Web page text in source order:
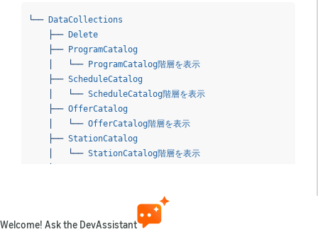
└── DataCollections
    ├──
Delete
    ├──
ProgramCatalog
    │   └──
ProgramCatalog階層を表示
    ├──
ScheduleCatalog
    │   └──
ScheduleCatalog階層を表示
    ├──
OfferCatalog
    │   └──
OfferCatalog階層を表示
    ├──
StationCatalog
    │   └──
StationCatalog階層を表示
PolicyCatalog階層を表示
Welcome! Ask the DevAssistant